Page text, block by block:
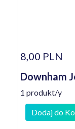
8,00 PLN
Downham
1 produkt/y
Dodaj do